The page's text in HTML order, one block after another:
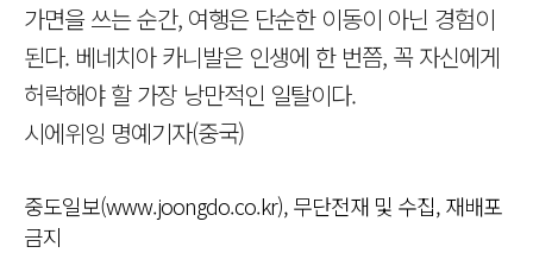
가면을 쓰는 순간, 여행은 단순한 이동이 아닌 경험이
된다. 베네치아 카니발은 인생에 한 번쯤, 꼭 자신에게
허락해야 할 가장 낭만적인 일탈이다.
시에위잉 명예기자(중국)
중도일보(www.joongdo.co.kr), 무단전재 및 수집, 재배포
금지